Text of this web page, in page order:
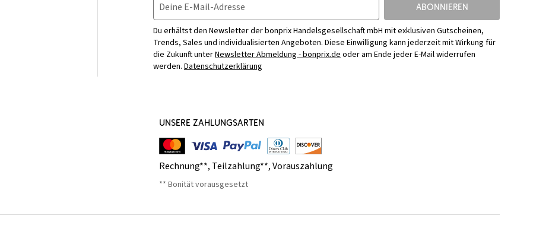
Deine E-Mail-Adresse ABONNIEREN
Du erhältst den Newsletter der bonprix Handelsgesellschaft mbH mit exklusiven Gutscheinen,
Trends, Sales und individualisierten Angeboten. Diese Einwilligung kann jederzeit mit Wirkung für
die Zukunft unterNewsletter Abmeldung - bonprix.deoder am Ende jeder E-Mail widerrufen
werden. Datenschutzerklärung
UNSERE ZAHLUNGSARTEN
Rechnung**, Teilzahlung**,Vorauszahlung
** Bonität vorausgesetzt